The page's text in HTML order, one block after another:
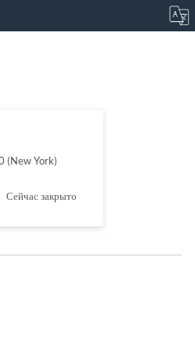
(New York)
Сейчас закрыто